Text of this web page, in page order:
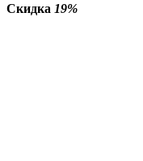
Скидка 19%